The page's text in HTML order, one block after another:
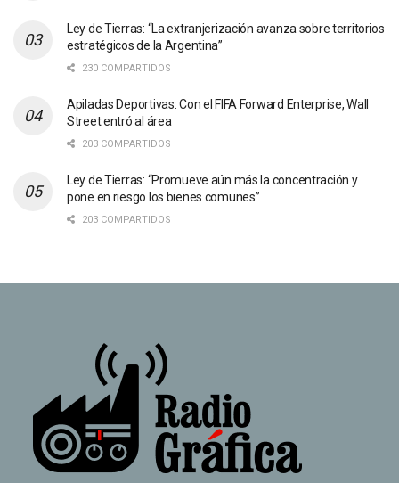
Ley de Tierras: “La extranjerización avanza sobre territorios
estratégicos de la Argentina”
230 COMPARTIDOS
Apiladas Deportivas: Con el FIFA Forward Enterprise, Wall
Street entró al área
203 COMPARTIDOS
Ley de Tierras: “Promueve aún más la concentración y
pone en riesgo los bienes comunes”
203 COMPARTIDOS